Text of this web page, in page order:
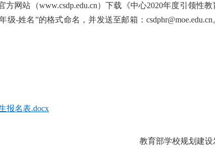
网站（www.csdp.edu.cn）下载《中心2020年度引领性教
-姓名”的格式命名，并发送至邮箱：
报名表.docx
教育部学校规划建设